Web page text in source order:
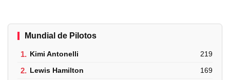
Mundial de Pilotos
1. Kimi Antonelli 219
2. Lewis Hamilton 169